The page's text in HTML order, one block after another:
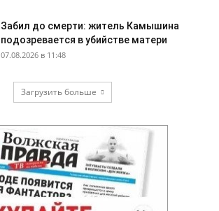
Забил до смерти: житель Камышина
подозревается в убийстве матери
07.08.2026 в 11:48
Загрузить больше